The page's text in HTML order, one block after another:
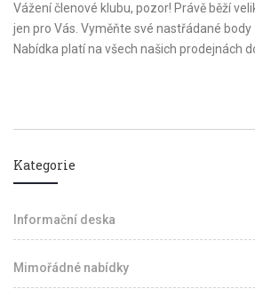
Vážení členové klubu, pozor! Právě běží
jen pro Vás. Vyměňte své nastřádané
Nabídka platí na všech našich prodejnách
Kategorie
Informační deska
Mimořádné nabídky